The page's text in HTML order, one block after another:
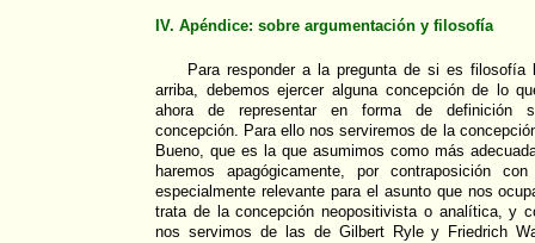
IV. Apéndice: sobre argumentación y filosofía
Para responder a la pregunta de si es filosofía
arriba, debemos ejercer alguna concepción de lo
ahora de representar en forma de definición
concepción. Para ello nos serviremos de la
Bueno, que es la que asumimos como más
haremos apagógicamente, por contraposición
especialmente relevante para el asunto que nos
trata de la concepción neopositivista o analítica, y
nos servimos de las de Gilbert Ryle y Friedrich